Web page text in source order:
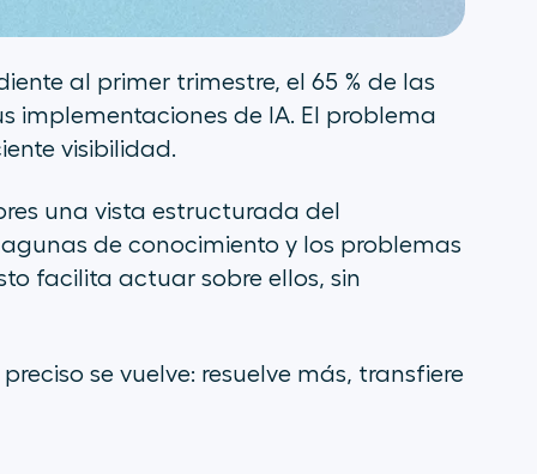
al primer trimestre, el 65 % de las
implementaciones de IA. El problema
visibilidad.
una vista estructurada del
de conocimiento y los problemas
facilita actuar sobre ellos, sin
se vuelve: resuelve más, transfiere